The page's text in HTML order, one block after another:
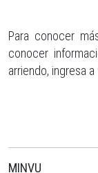
Para conocer
conocer
arriendo, ingresa a
MINVU